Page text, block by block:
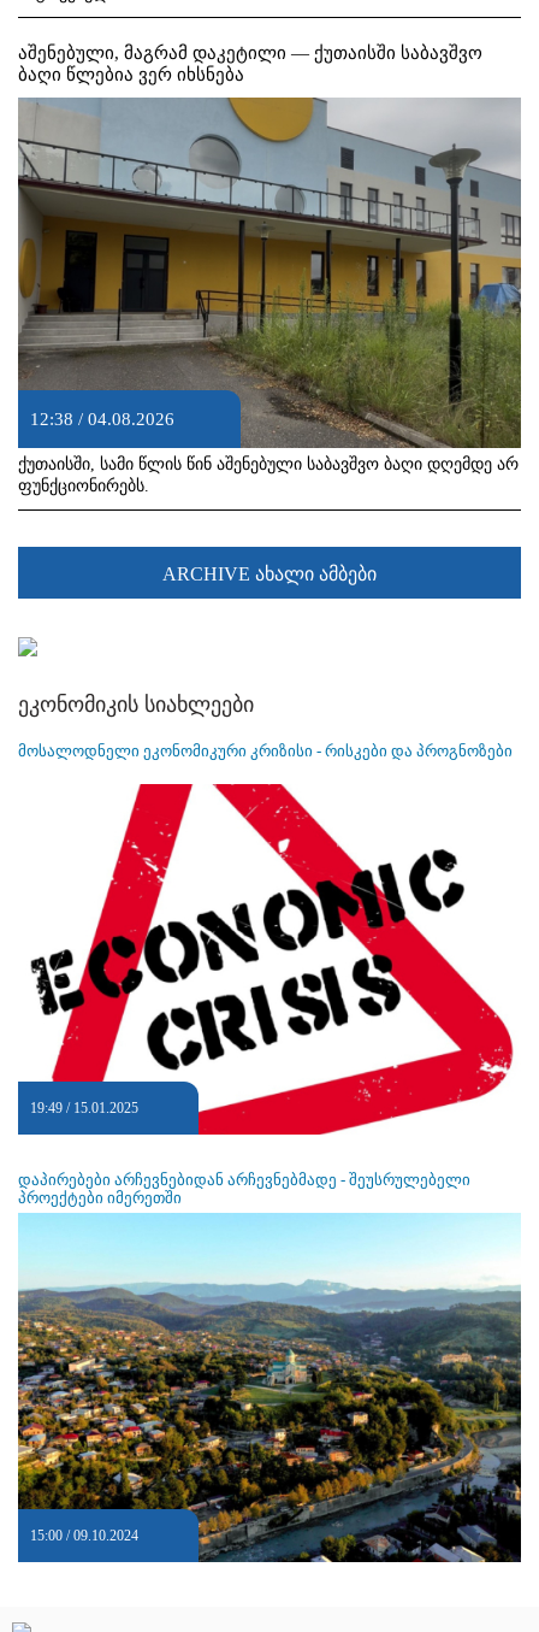
აშენებული, მაგრამ დაკეტილი — ქუთაისში საბავშვო
ბაღი წლებია ვერ იხსნება
12:38 / 04.08.2026
ქუთაისში, სამი წლის წინ აშენებული საბავშვო ბაღი დღემდე არ
ფუნქციონირებს.
ARCHIVE ახალი ამბები
ეკონომიკის სიახლეები
მოსალოდნელი ეკონომიკური კრიზისი - რისკები და პროგნოზები
19:49 / 15.01.2025
დაპირებები არჩევნებიდან არჩევნებმადე - შეუსრულებელი
პროექტები იმერეთში
15:00 / 09.10.2024